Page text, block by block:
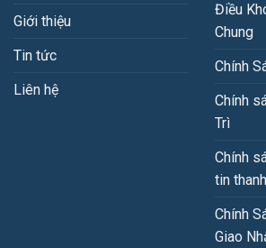
Giới thiệu
Tin tức
Liên hệ
Điều
Chung
Chính
Chính
Trì
Chính
tin
Chính
Giao